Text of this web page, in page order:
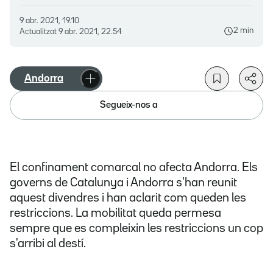
9 abr. 2021, 19.10
Actualitzat 9 abr. 2021, 22.54 2 min
Andorra
Segueix-nos a
El confinament comarcal no afecta Andorra. Els
governs de Catalunya i Andorra s'han reunit
aquest divendres i han aclarit com queden les
restriccions. La mobilitat queda permesa
sempre que es compleixin les restriccions un cop
s'arribi al destí.